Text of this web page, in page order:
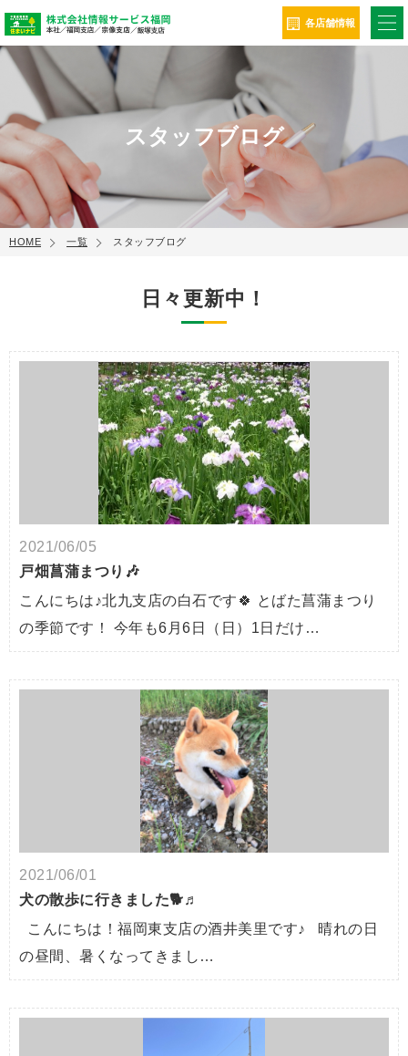
各店舗情報
スタッフブログ
HOME 一覧 スタッフブログ
日々更新中！
2021/06/05
戸畑菖蒲まつり🎶
こんにちは♪北九支店の白石です🍀 とばた菖蒲まつり
の季節です！ 今年も6月6日（日）1日だけ…
2021/06/01
犬の散歩に行きました🐕♬
こんにちは！福岡東支店の酒井美里です♪ 晴れの日
の昼間、暑くなってきまし…